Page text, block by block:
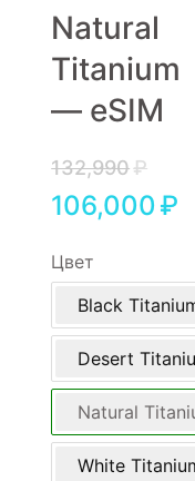
Natural
Titanium
— eSIM
132,990₽
106,000₽
Цвет
Black
Desert
Natural
White